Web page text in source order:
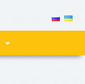
месяцев